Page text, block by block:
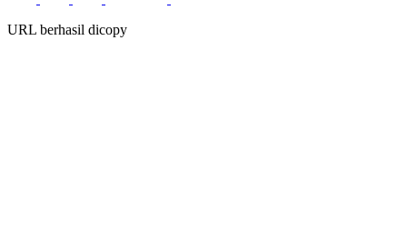
URL berhasil dicopy